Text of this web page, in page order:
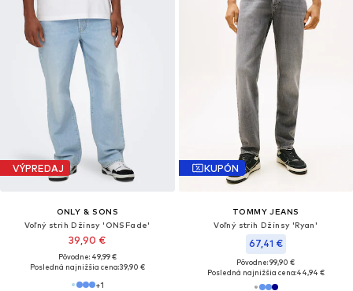
VÝPREDAJ
ONLY & SONS
Voľný strih Džínsy 'ONSFade'
39,90 €
Pôvodne: 49,99 €
Posledná najnižšia cena:39,90 €
+1
KUPÓN
TOMMY JEANS
Voľný strih Džínsy 'Ryan'
67,41 €
Pôvodne: 99,90 €
Posledná najnižšia cena:44,94 €